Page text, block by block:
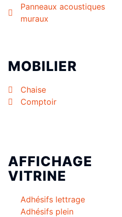
Panneaux acoustiques
muraux
MOBILIER
Chaise
Comptoir
AFFICHAGE
VITRINE
Adhésifs lettrage
Adhésifs plein